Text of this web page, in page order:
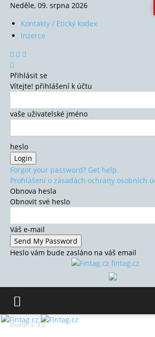
Neděle, 09. srpna 2026
Kontakty / Etický kodex
Inzerce
Přihlásit se
Vítejte! přihlášení k účtu
vaše uživatelské jméno
heslo
Forgot your password? Get help
Prohlášení o zásadách ochrany osobních
Obnova hesla
Obnovit své heslo
Váš e-mail
Heslo vám bude zasláno na váš email
fintag.cz
Domů EU